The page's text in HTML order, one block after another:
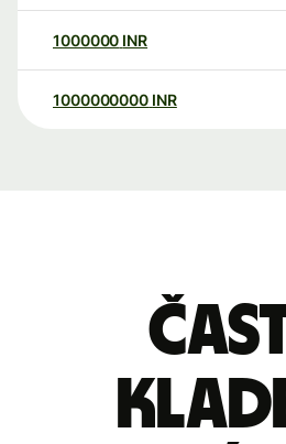
1000000 INR
1000000000 INR